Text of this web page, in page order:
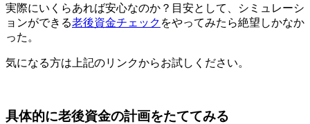
実際にいくらあれば安心なのか？目安として、シミュレーシ
ョンができる老後資金チェック をやってみたら絶望しかなか
った。
気になる方は上記のリンクからお試しください。
具体的に老後資金の計画をたててみる